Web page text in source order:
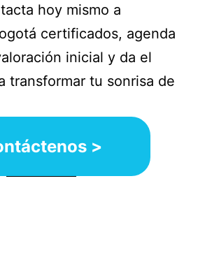
hoy mismo a
certificados, agenda
inicial y da el
transformar tu sonrisa de
>